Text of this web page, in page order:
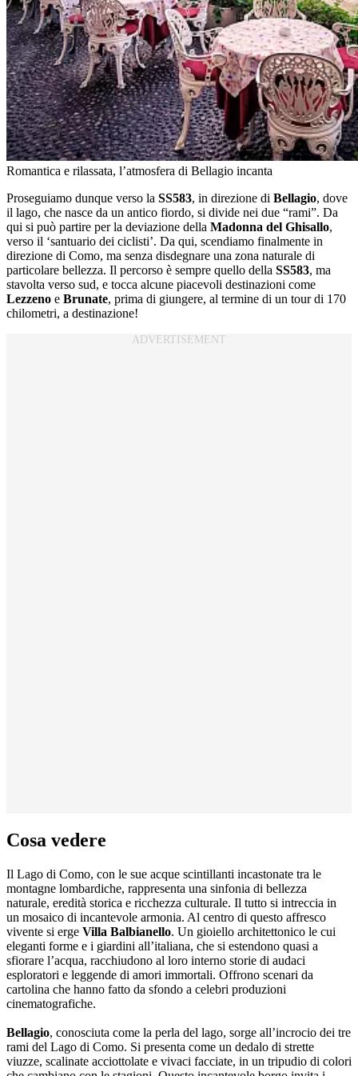
Romantica e rilassata, l’atmosfera di Bellagio incanta
Proseguiamo dunque verso la SS583, in direzione di Bellagio, dove
il lago, che nasce da un antico fiordo, si divide nei due “rami”. Da
qui si può partire per la deviazione della Madonna del Ghisallo,
verso il ‘santuario dei ciclisti’. Da qui, scendiamo finalmente in
direzione di Como, ma senza disdegnare una zona naturale di
particolare bellezza. Il percorso è sempre quello della SS583, ma
stavolta verso sud, e tocca alcune piacevoli destinazioni come
Lezzeno e Brunate, prima di giungere, al termine di un tour di 170
chilometri, a destinazione!
Cosa vedere
Il Lago di Como, con le sue acque scintillanti incastonate tra le
montagne lombardiche, rappresenta una sinfonia di bellezza
naturale, eredità storica e ricchezza culturale. Il tutto si intreccia in
un mosaico di incantevole armonia. Al centro di questo affresco
vivente si erge Villa Balbianello. Un gioiello architettonico le cui
eleganti forme e i giardini all’italiana, che si estendono quasi a
sfiorare l’acqua, racchiudono al loro interno storie di audaci
esploratori e leggende di amori immortali. Offrono scenari da
cartolina che hanno fatto da sfondo a celebri produzioni
cinematografiche.
Bellagio, conosciuta come la perla del lago, sorge all’incrocio dei tre
rami del Lago di Como. Si presenta come un dedalo di strette
viuzze, scalinate acciottolate e vivaci facciate, in un tripudio di colori